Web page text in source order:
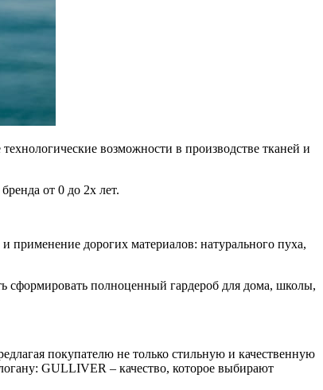
возможности в производстве тканей и
от 0 до 2х лет.
применение дорогих материалов: натурального пуха,
сформировать полноценный гардероб для дома, школы,
покупателю не только стильную и качественную
GULLIVER – качество, которое выбирают